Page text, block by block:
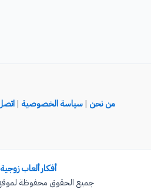
من نحن |سياسة الخصوصية |
أفكار ألعاب
جميع الحقوق محفوظة لموقع أنا